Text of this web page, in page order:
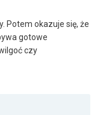
Potem okazuje się, że
gotowe
czy